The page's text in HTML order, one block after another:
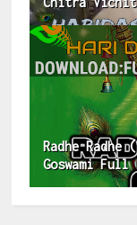
Radhe Radhe
Goswami Full